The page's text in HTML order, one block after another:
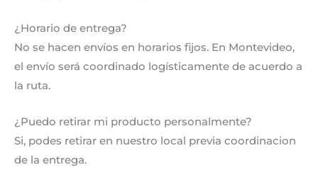
¿Horario de entrega?
No se hacen envíos en horarios fijos. En Montevideo,
el envío será coordinado logísticamente de acuerdo a
la ruta.
¿Puedo retirar mi producto personalmente?
Si, podes retirar en nuestro local previa coordinacion
de la entrega.